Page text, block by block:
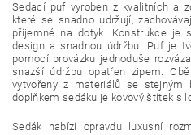
Sedací puf vyroben z kvalitních a
které se snadno udržují,
příjemné na dotyk. Konstrukce je
design a snadnou údržbu. Puf je
pomocí provázku jednoduše
snazší údržbu opatřen zipem.
vytvořeny z materiálů se stejným
doplňkem sedáku je kovový štítek s
Sedák nabízí opravdu luxusní